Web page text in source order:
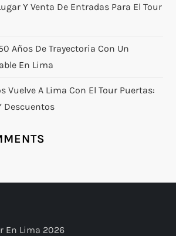
Y Venta De Entradas Para El Tour
Años De Trayectoria Con Un
En Lima
Vuelve A Lima Con El Tour Puertas:
Descuentos
En Lima 2026